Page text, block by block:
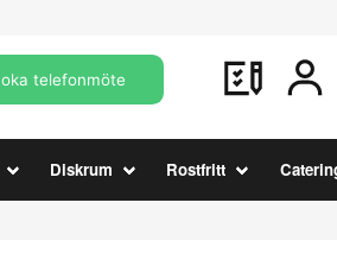
telefonmöte
Diskrum Rostfritt